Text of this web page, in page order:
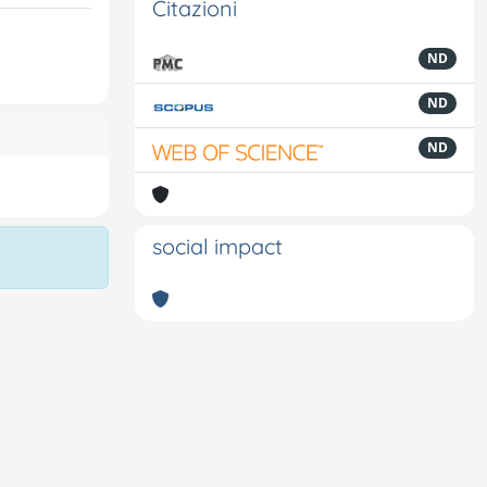
Citazioni
ND
ND
ND
social impact